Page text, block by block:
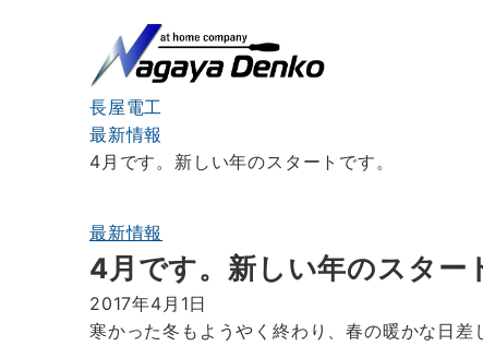
長屋電工
最新情報
4月です。新しい年のスタートです。
最新情報
4月です。新しい年のスター
2017年4月1日
寒かった冬もようやく終わり、春の暖かな日差